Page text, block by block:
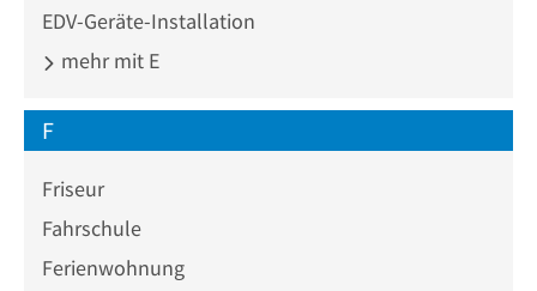
EDV-Geräte-Installation
mehr mit E
F
Friseur
Fahrschule
Ferienwohnung